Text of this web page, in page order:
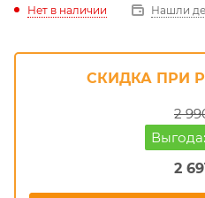
Нет в наличии Нашли
СКИДКА ПРИ
2
2